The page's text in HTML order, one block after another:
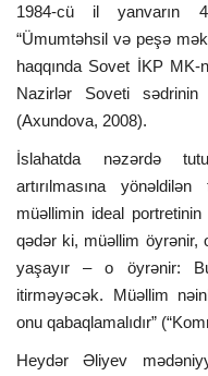
1984-cü il yanvarın
“Ümumtəhsil və peşə
haqqında Sovet İKP MK-
Nazirlər Soveti
(Axundova, 2008).
İslahatda nəzərdə
artırılmasına
müəllimin ideal
qədər ki, müəllim öyrənir,
yaşayır – o öyrənir:
itirməyəcək. Müəllim
onu qabaqlamalıdır”
Heydər Əliyev